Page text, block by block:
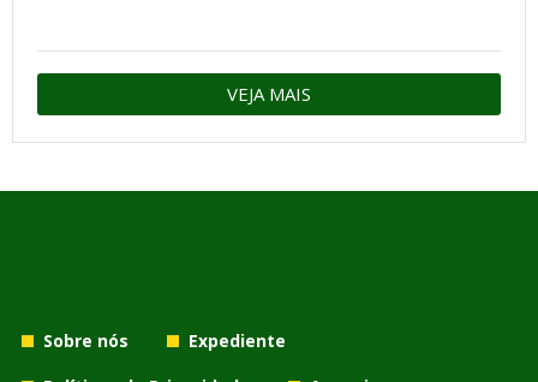
VEJA MAIS
Sobre nós
Expediente